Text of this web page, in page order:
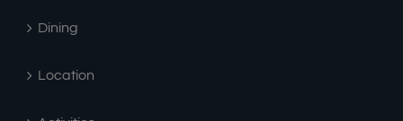
Dining
Location